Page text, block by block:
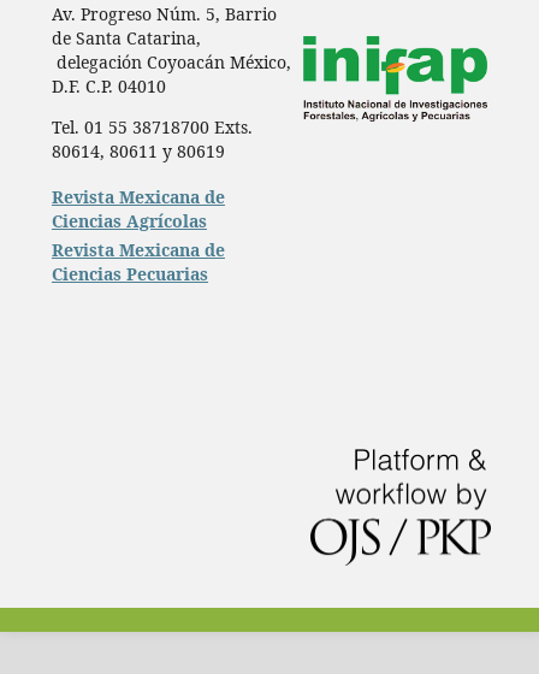
Av. Progreso Núm. 5, Barrio
de Santa Catarina,
delegación Coyoacán México,
D.F. C.P. 04010
Tel. 01 55 38718700 Exts.
80614, 80611 y 80619
Revista Mexicana de
Ciencias Agrícolas
Revista Mexicana de
Ciencias Pecuarias